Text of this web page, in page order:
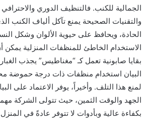
الجمالية للكنب. فالتنظيف الدوري
والتقنيات الصحيحة يمنع تآكل ألياف الكنب
الحادة، ويحافظ على حيوية الألوان وشكل
الاستخدام الخاطئ للمنظفات المنزلية يمكن
بقايا صابونية تعمل كـ “مغناطيس” يجذب
البيان استخدام منظفات ذات درجة حموضة
لمنع هذا التلف. وأخيراً، يوفر الاعتماد على
الجهد والوقت الثمين، حيث تتولى الشركة
بكفاءة عالية وبأدوات لا تتوفر عادةً في